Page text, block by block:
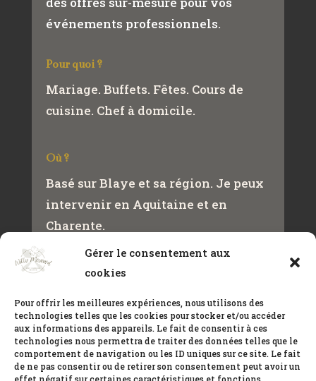
Gérer le consentement aux
cookies
Pour offrir les meilleures expériences, nous utilisons des
technologies telles que les cookies pour stocker et/ou accéder
aux informations des appareils. Le fait de consentir à ces
technologies nous permettra de traiter des données telles que le
comportement de navigation ou les ID uniques sur ce site. Le fait
de ne pas consentir ou de retirer son consentement peut avoir un
événements professionnels.
Pour quoi ?
Mariage. Buffets. Fêtes. Cours de
cuisine. Chef à domicile.
Où ?
Basé sur Blaye et sa région. Je peux
intervenir en Aquitaine et en
Charente.
Contact
+33(0)650432466
meynardwilly@gmail.com
CONTACT